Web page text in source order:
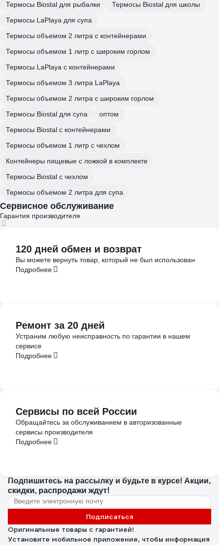
Термосы Biostal для рыбалки
Термосы Biostal для школы
Термосы LaPlaya для супа
Термосы объемом 2 литра с контейнерами
Термосы объемом 1 литр с широким горлом
Термосы LaPlaya с контейнерами
Термосы объемом 3 литра LaPlaya
Термосы объемом 2 литра с широким горлом
Термосы Biostal для супа
оптом
Термосы Biostal с контейнерами
Термосы объемом 1 литр с чехлом
Контейнеры пищевые с ложкой в комплекте
Термосы Biostal с чехлом
Термосы объемом 2 литра для супа
Сервисное обслуживание
Гарантия производителя
120 дней обмен и возврат
Вы можете вернуть товар, который не был использован
Подробнее
Ремонт за 20 дней
Устраним любую неисправность по гарантии в нашем
сервисе
Подробнее
Сервисы по всей России
Обращайтесь за обслуживанием в авторизованные
сервисы производителя
Подробнее
Подпишитесь на рассылку и будьте в курсе! Акции,
скидки, распродажи ждут!
Подписаться
Оригинальные товары с гарантией!
Установите мобильное приложение, чтобы информация